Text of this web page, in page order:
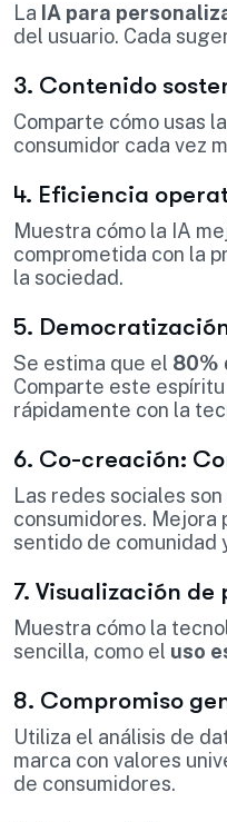
La IA para
del usuario. Cada
3. Contenido
Comparte cómo usas
consumidor cada vez
4. Eficiencia
Muestra cómo la IA
comprometida con la
la sociedad.
5.
Se estima que el 80%
Comparte este
rápidamente con la
6. Co-creación:
Las redes sociales
consumidores.
sentido de comunidad
7. Visualización
Muestra cómo la
sencilla, como el uso
8. Compromiso
Utiliza el análisis de
marca con valores
de consumidores.